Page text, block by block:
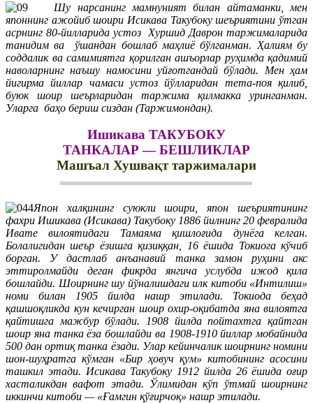
Шу нарсанинг мамнуният билан айтаманки, мен
японнинг ажойиб шоири Исикава Такубоку шеъриятини ўтган
асрнинг 80-йилларида устоз Хуршид Даврон таржималарида
танидим ва ўшандан бошлаб маҳлиё бўлганман. Ҳалиям бу
соддалик ва самимиятга қорилган ашъорлар руҳимда қадимий
наволарнинг наъшу намосини уйғотгандай бўлади. Мен ҳам
йигирма йиллар чамаси устоз йўлларидан тета-поя қилиб,
буюк шоир шеърларидан таржима қилмакка уринганман.
Уларга баҳо бериш сиздан (Таржимондан).
Ишикава ТАКУБОКУ
ТАНКАЛАР — БЕШЛИКЛАР
Машъал Хушвақт таржималари
Япон халқининг суюкли шоири, япон шеъриятининг
фахри Ишикава (Исикава) Такубоку 1886 йилнинг 20 февралида
Ивате вилоятидаги Тамаяма қишлоғида дунёга келган.
Болалигидан шеър ёзишга қизиққан, 16 ёшида Токиога кўчиб
борган. У дастлаб анъанавий танка замон руҳини акс
эттиролмайди деган фикрда янгича услубда ижод қила
бошлайди. Шоирнинг шу йўналишдаги илк китоби «Интилиш»
номи билан 1905 йилда нашр этилади. Токиода беҳад
қашшоқликда кун кечирган шоир охир-оқибатда яна вилоятга
қайтишга мажбур бўлади. 1908 йилда пойтахтга қайтган
шоир яна танка ёза бошлайди ва 1908-1910 йиллар мобайнида
500 дан ортиқ танка ёзади. Улар кейинчалик шоирнинг номини
шон-шуҳратга кўмган «Бир ҳовуч қум» китобининг асосини
ташкил этади. Исикава Такубоку 1912 йилда 26 ёшида оғир
хасталикдан вафот этади. Ўлимидан кўп ўтмай шоирнинг
иккинчи китоби — «Ғамгин қўғирчоқ» нашр этилади.